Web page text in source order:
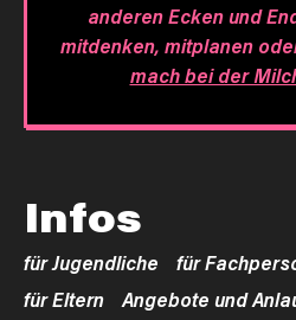
anderen Ecken und
mitdenken, mitplanen
mach bei der
Infos
für Jugendliche
für
für Eltern
Angebote und